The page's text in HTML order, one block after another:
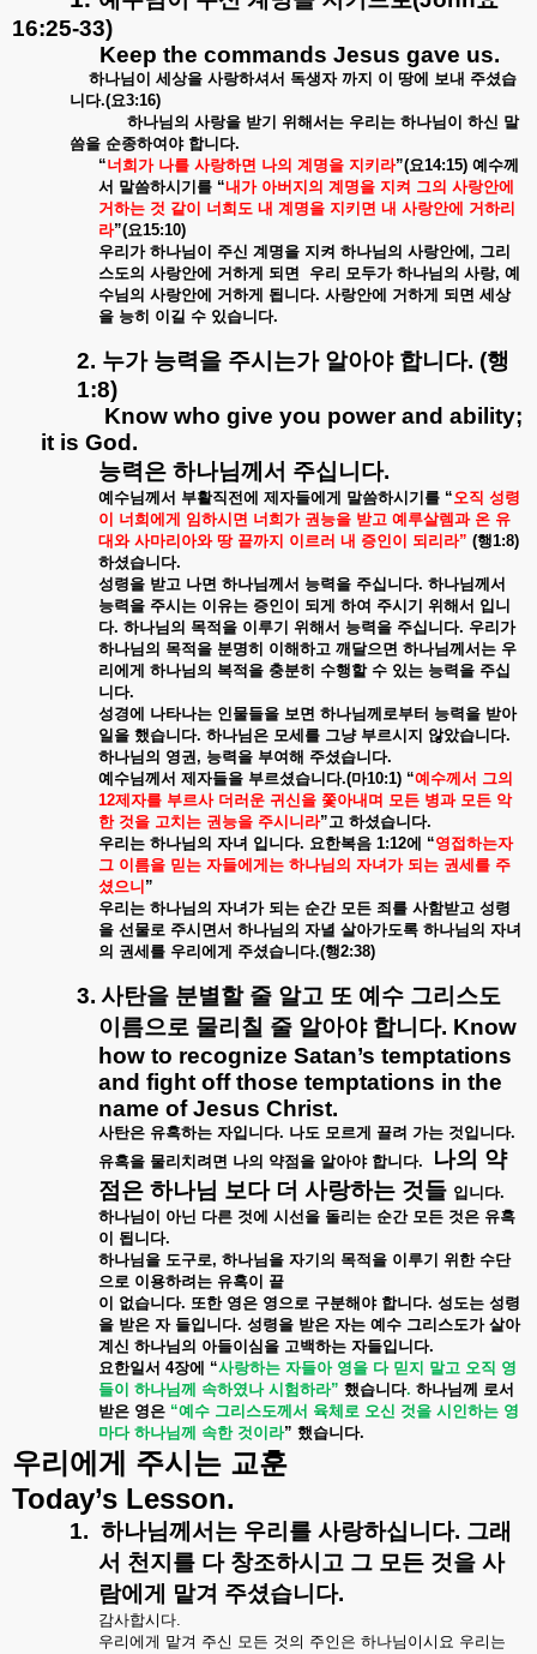
16:25-33)
Keep the commands Jesus gave us.
하나님이 세상을 사랑하셔서 독생자 까지 이 땅에 보내 주셨습
니다.(요3:16)
하나님의 사랑을 받기 위해서는 우리는 하나님이 하신 말
씀을 순종하여야 합니다.
“너희가 나를 사랑하면 나의 계명을 지키라”(요14:15) 예수께
서 말씀하시기를 “내가 아버지의 계명을 지켜 그의 사랑안에
거하는 것 같이 너희도 내 계명을 지키면 내 사랑안에 거하리
라”(요15:10)
우리가 하나님이 주신 계명을 지켜 하나님의 사랑안에 , 그리
스도의 사랑안에 거하게 되면 우리 모두가 하나님의 사랑, 예
수님의 사랑안에 거하게 됩니다. 사랑안에 거하게 되면 세상
을 능히 이길 수 있습니다.
2. 누가 능력을 주시는가 알아야 합니다. (행
1:8)
Know who give you power and ability;
it is God.
능력은 하나님께서 주십니다.
예수님께서 부활직전에 제자들에게 말씀하시기를 “오직 성령
이
너희에게 임하시면 너희가 권능을 받고 예루살렘과 온 유
대와 사마리아와 땅 끝까지 이르러 내 증인이 되리라” (행1:8)
하셨습니다.
성령을 받고 나면 하나님께서 능력을 주십니다. 하나님께서
능력을 주시는 이유는 증인이 되게 하여 주시기 위해서 입니
다. 하나님의 목적을 이루기 위해서 능력을 주십니다. 우리가
하나님의 목적을 분명히 이해하고 깨달으면 하나님께서는 우
리에게 하나님의 복적을 충분히 수행할 수 있는 능력을 주십
니다.
성경에 나타나는 인물들을 보면 하나님께로부터 능력을 받아
일을 했습니다. 하나님은 모세를 그냥 부르시지 않았습니다.
하나님의 영권, 능력을 부여해 주셨습니다.
예수님께서 제자들을 부르셨습니다.(마10:1) “예수께서 그의
12제자를 부르사 더러운 귀신을 쫓아내며 모든 병과 모든 악
한 것을 고치는 권능을 주시니라”고 하셨습니다.
우리는 하나님의 자녀 입니다. 요한복음 1:12에 “영접하는자
그 이름을 믿는 자들에게는 하나님의 자녀가 되는 권세를 주
셨으니 ”
우리는 하나님의 자녀가 되는 순간 모든 죄를 사함받고 성령
을 선물로 주시면서 하나님의 자녈 살아가도록 하나님의 자녀
의 권세를 우리에게 주셨습니다.(행2:38)
3. 사탄을 분별할 줄 알고 또 예수 그리스도
이름으로 물리칠 줄 알아야 합니다. Know
how to recognize Satan’s temptations
and fight off those temptations in the
name of Jesus Christ.
사탄은 유혹하는 자입니다. 나도 모르게 끌려 가는 것입니다.
유혹을 물리치려면 나의 약점을 알아야 합니다. 나의 약
점은 하나님 보다 더 사랑하는 것들 입니다.
하나님이
아닌 다른 것에 시선을 돌리는 순간 모든 것은 유혹
이
됩니다.
하나님을 도구로, 하나님을 자기의 목적을 이루기 위한 수단
으로 이용하려는 유혹이
끝
이
없습니다. 또한 영은 영으로 구분해야 합니다. 성도는 성령
을 받은 자 들입니다. 성령을 받은 자는 예수 그리스도가 살아
계신 하나님의 아들이심을 고백하는 자들입니다.
요한일서 4장에 “사랑하는 자들아 영을 다 믿지 말고 오직 영
들이 하나님께 속하였나 시험하라” 했습니다. 하나님께 로서
받은 영은 “예수 그리스도께서 육체로 오신 것을 시인하는 영
마다 하나님께 속한 것이라” 했습니다.
우리에게 주시는 교훈
Today’s Lesson.
1. 하나님께서는 우리를 사랑하십니다. 그래
서 천지를 다 창조하시고 그 모든 것을 사
람에게
맡겨 주셨습니다.
감사합시다.
우리에게 맡겨 주신 모든 것의 주인은 하나님이시요 우리는